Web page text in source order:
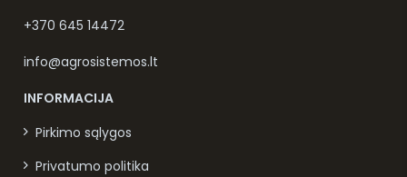
+370 645 14472
info@agrosistemos.lt
INFORMACIJA
Pirkimo sąlygos
Privatumo politika